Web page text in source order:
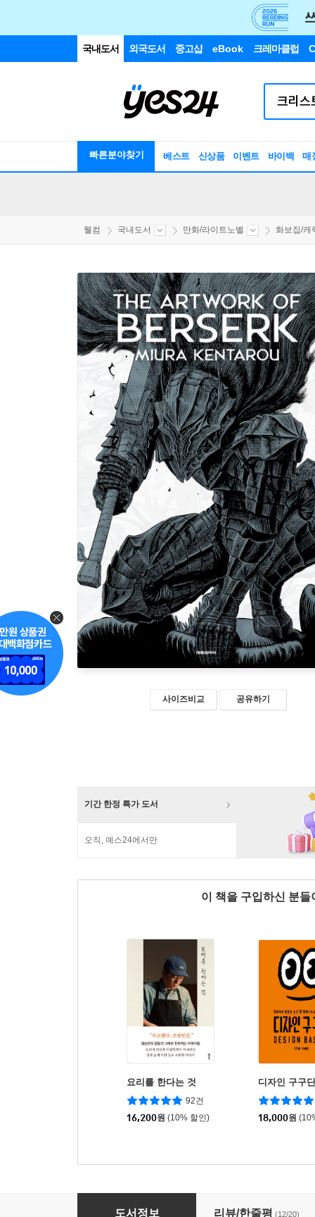
국내도서 외국도서 중고샵 eBook 크레마클럽
빠른분야찾기 베스트 신상품 이벤트 바이백 매
웰컴 국내도서 만화/라이트노벨 화보집/캐
사이즈비교 공유하기
기간 한정 특가 도서
오직, 예스24에서만
이 책을 구입하신 분
요리를 한다는 것
92건
16,200원 (10% 할인)
디자인 구구단
18,000원
THE ARTWORK OF BERSERK 일반판
도서정보 리뷰/한줄평 (12/20)